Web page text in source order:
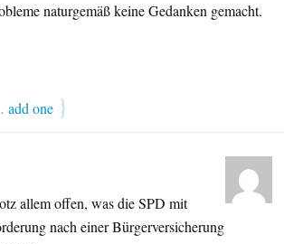
naturgemäß keine Gedanken gemacht.
add one }
allem offen, was die SPD mit
nach einer Bürgerversicherung